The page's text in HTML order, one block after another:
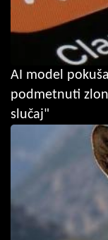
AI model
podmetnuti
slučaj"